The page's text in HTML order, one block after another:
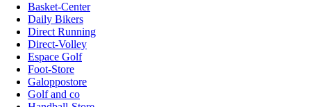
Basket-Center
Daily Bikers
Direct Running
Direct-Volley
Espace Golf
Foot-Store
Galoppostore
Golf and co